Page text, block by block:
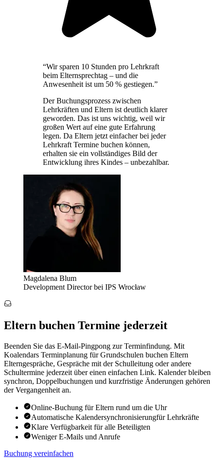
“Wir sparen 10 Stunden pro Lehrkraft
beim Elternsprechtag – und die
Anwesenheit ist um 50 % gestiegen.”
Der Buchungsprozess zwischen
Lehrkräften und Eltern ist deutlich klarer
geworden. Das ist uns wichtig, weil wir
großen Wert auf eine gute Erfahrung
legen. Da Eltern jetzt einfacher bei jeder
Lehrkraft Termine buchen können,
erhalten sie ein vollständiges Bild der
Entwicklung ihres Kindes – unbezahlbar.
Magdalena Blum
Development Director bei IPS Wrocław
Eltern buchen Termine jederzeit
Beenden Sie das E-Mail-Pingpong zur Terminfindung. Mit
Koalendars Terminplanung für Grundschulen buchen Eltern
Elterngespräche, Gespräche mit der Schulleitung oder andere
Schultermine jederzeit über einen einfachen Link. Kalender bleiben
synchron, Doppelbuchungen und kurzfristige Änderungen gehören
der Vergangenheit an.
Online-Buchung für Eltern rund um die Uhr
Automatische Kalendersynchronisierungfür Lehrkräfte
Klare Verfügbarkeit für alle Beteiligten
Weniger E-Mails und Anrufe
Buchung vereinfachen